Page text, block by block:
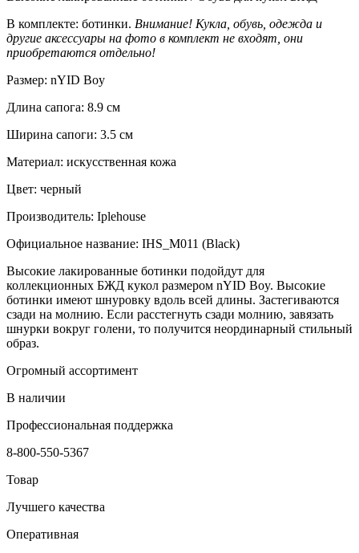
В комплекте: ботинки. Внимание! Кукла, обувь, одежда и
другие аксессуары на фото в комплект не входят, они
приобретаются отдельно!
Размер: nYID Boy
Длина сапога: 8.9 см
Ширина сапоги: 3.5 см
Материал: искусственная кожа
Цвет: черный
Производитель: Iplehouse
Официальное название: IHS_M011 (Black)
Высокие лакированные ботинки подойдут для
коллекционных БЖД кукол размером nYID Boy. Высокие
ботинки имеют шнуровку вдоль всей длины. Застегиваются
сзади на молнию. Если расстегнуть сзади молнию, завязать
шнурки вокруг голени, то получится неординарный стильный
образ.
Огромный ассортимент
В наличии
Профессиональная поддержка
8-800-550-5367
Товар
Лучшего качества
Оперативная